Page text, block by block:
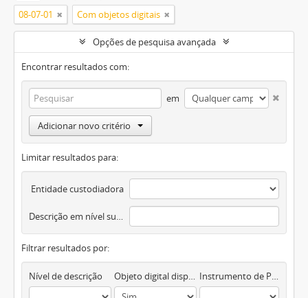
08-07-01 Com objetos digitais
Opções de pesquisa avançada
Encontrar resultados com:
em
Adicionar novo critério
Limitar resultados para:
Entidade custodiadora
Descrição em nível superior
Filtrar resultados por:
Nível de descrição Objeto digital disponível Instrumento de Pesquisa